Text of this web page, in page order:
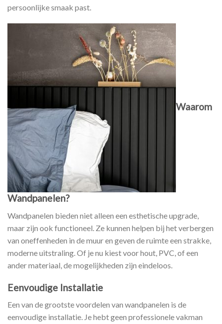
persoonlijke smaak past.
Waarom
Wandpanelen?
Wandpanelen bieden niet alleen een esthetische upgrade,
maar zijn ook functioneel. Ze kunnen helpen bij het verbergen
van oneffenheden in de muur en geven de ruimte een strakke,
moderne uitstraling. Of je nu kiest voor hout, PVC, of een
ander materiaal, de mogelijkheden zijn eindeloos.
Eenvoudige Installatie
Een van de grootste voordelen van wandpanelen is de
eenvoudige installatie. Je hebt geen professionele vakman